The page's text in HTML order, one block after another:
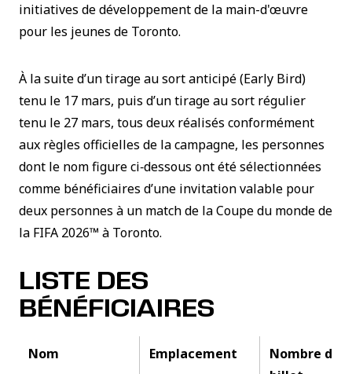
initiatives de développement de la main-d'œuvre
pour les jeunes de Toronto.
À la suite d’un tirage au sort anticipé (Early Bird)
tenu le 17 mars, puis d’un tirage au sort régulier
tenu le 27 mars, tous deux réalisés conformément
aux règles officielles de la campagne, les personnes
dont le nom figure ci‑dessous ont été sélectionnées
comme bénéficiaires d’une invitation valable pour
deux personnes à un match de la Coupe du monde de
la FIFA 2026™ à Toronto.
LISTE DES
BÉNÉFICIAIRES
Nom Emplacement
Nombre de